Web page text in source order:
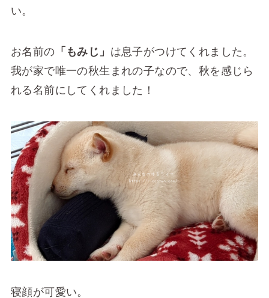
い。
お名前の 「もみじ」 は息子がつけてくれました。
我が家で唯一の秋生まれの子なので、秋を感じら
れる名前にしてくれました！
寝顔が可愛い。